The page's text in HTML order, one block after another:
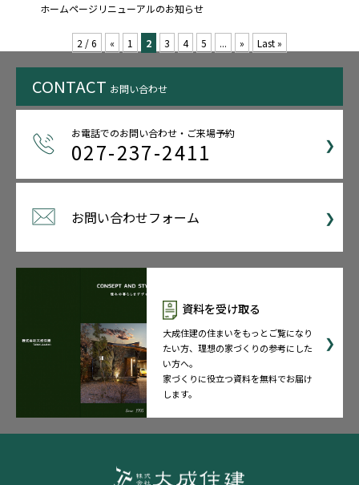
ホームページリニューアルのお知らせ
2 / 6 « 1 2 3 4 5 ... » Last »
CONTACT お問い合わせ
お電話でのお問い合わせ・ご来場予約
027-237-2411
お問い合わせフォーム
資料を受け取る
大成住建の住まいをもっとご覧になり
たい方、理想の家づくりの参考にした
い方へ。
家づくりに役立つ資料を無料でお届け
します。